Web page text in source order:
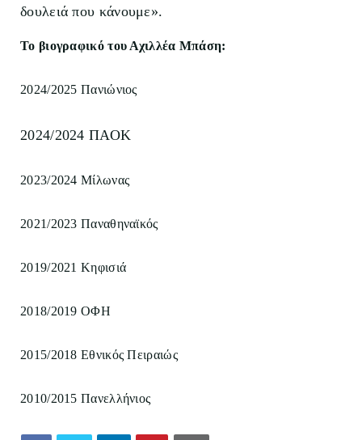
δουλειά που κάνουμε».
Το βιογραφικό του Αχιλλέα Μπάση:
2024/2025 Πανιώνιος
2024/2024 ΠΑΟΚ
2023/2024 Μίλωνας
2021/2023 Παναθηναϊκός
2019/2021 Κηφισιά
2018/2019 ΟΦΗ
2015/2018 Εθνικός Πειραιώς
2010/2015 Πανελλήνιος